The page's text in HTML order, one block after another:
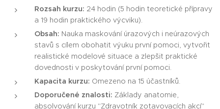
Rozsah kurzu: 24 hodin (5 hodin teoretické přípravy
a 19 hodin praktického výcviku).
Obsah: Nauka maskování úrazových i neúrazových
stavů s cílem obohatit výuku první pomoci, vytvořit
realistické modelové situace a zlepšit praktické
dovednosti v poskytování první pomoci.
Kapacita kurzu: Omezeno na 15 účastníků.
Doporučené znalosti: Základy anatomie,
absolvování kurzu "Zdravotník zotavovacích akcí"